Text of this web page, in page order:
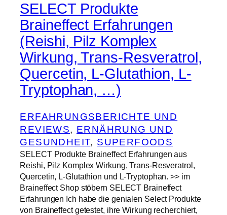
SELECT Produkte
Braineffect Erfahrungen
(Reishi, Pilz Komplex
Wirkung, Trans-Resveratrol,
Quercetin, L-Glutathion, L-
Tryptophan, …)
ERFAHRUNGSBERICHTE UND
REVIEWS, ERNÄHRUNG UND
GESUNDHEIT, SUPERFOODS
SELECT Produkte Braineffect Erfahrungen aus
Reishi, Pilz Komplex Wirkung, Trans-Resveratrol,
Quercetin, L-Glutathion und L-Tryptophan. >> im
Braineffect Shop stöbern SELECT Braineffect
Erfahrungen Ich habe die genialen Select Produkte
von Braineffect getestet, ihre Wirkung recherchiert,